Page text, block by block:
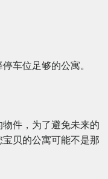
车位足够的公寓。
件，为了避免未来的
贝的公寓可能不是那